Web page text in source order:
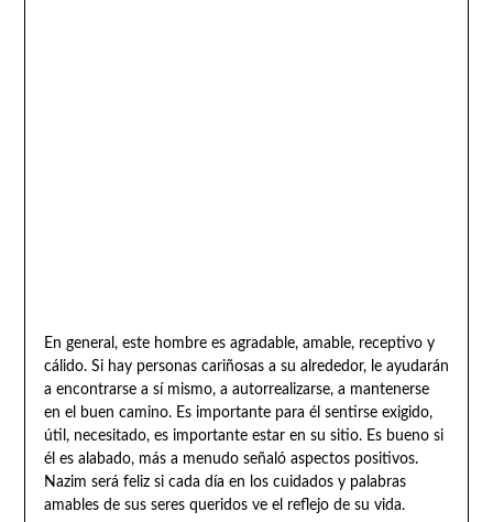
En general, este hombre es agradable, amable, receptivo y
cálido. Si hay personas cariñosas a su alrededor, le ayudarán
a encontrarse a sí mismo, a autorrealizarse, a mantenerse
en el buen camino. Es importante para él sentirse exigido,
útil, necesitado, es importante estar en su sitio. Es bueno si
él es alabado, más a menudo señaló aspectos positivos.
Nazim será feliz si cada día en los cuidados y palabras
amables de sus seres queridos ve el reflejo de su vida.